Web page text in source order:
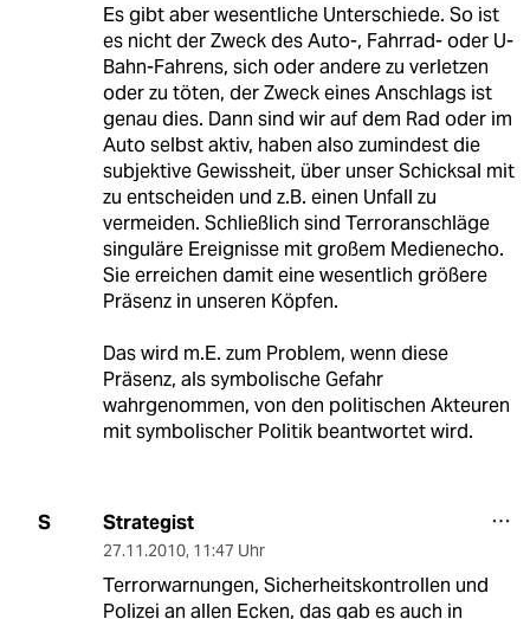
Es gibt aber wesentliche Unterschiede. So ist
es nicht der Zweck des Auto-, Fahrrad- oder U-
Bahn-Fahrens, sich oder andere zu verletzen
oder zu töten, der Zweck eines Anschlags ist
genau dies. Dann sind wir auf dem Rad oder im
Auto selbst aktiv, haben also zumindest die
subjektive Gewissheit, über unser Schicksal mit
zu entscheiden und z.B. einen Unfall zu
vermeiden. Schließlich sind Terroranschläge
singuläre Ereignisse mit großem Medienecho.
Sie erreichen damit eine wesentlich größere
Präsenz in unseren Köpfen.
Das wird m.E. zum Problem, wenn diese
Präsenz, als symbolische Gefahr
wahrgenommen, von den politischen Akteuren
mit symbolischer Politik beantwortet wird.
S Strategist
27.11.2010, 11:47 Uhr
Terrorwarnungen, Sicherheitskontrollen und
Polizei an allen Ecken, das gab es auch in